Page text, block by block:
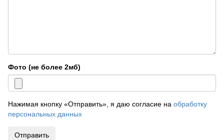
Фото (не более 2мб)
Нажимая кнопку «Отправить», я даю согласие на обработку
персональных данных
Отправить